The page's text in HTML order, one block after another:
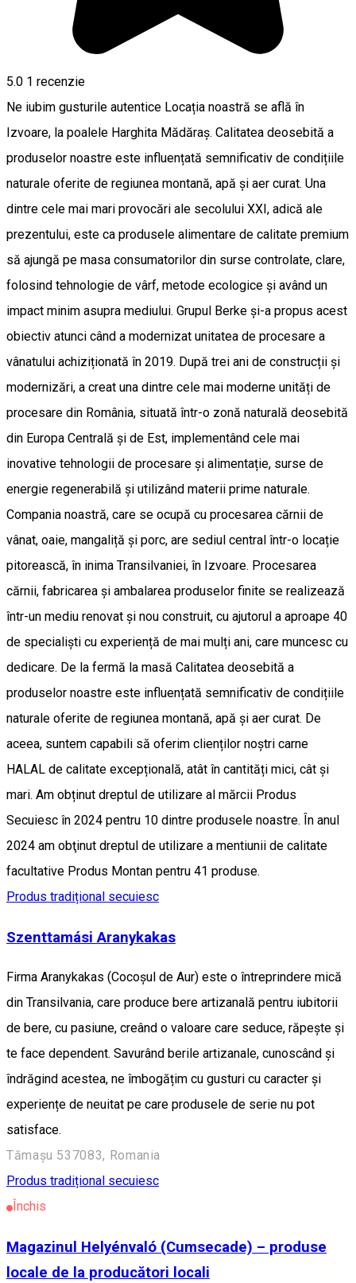
5.0 1 recenzie
Ne iubim gusturile autentice Locația noastră se află în
Izvoare, la poalele Harghita Mădăraș. Calitatea deosebită a
produselor noastre este influențată semnificativ de condițiile
naturale oferite de regiunea montană, apă și aer curat. Una
dintre cele mai mari provocări ale secolului XXI, adică ale
prezentului, este ca produsele alimentare de calitate premium
să ajungă pe masa consumatorilor din surse controlate, clare,
folosind tehnologie de vârf, metode ecologice și având un
impact minim asupra mediului. Grupul Berke și-a propus acest
obiectiv atunci când a modernizat unitatea de procesare a
vânatului achiziționată în 2019. După trei ani de construcții și
modernizări, a creat una dintre cele mai moderne unități de
procesare din România, situată într-o zonă naturală deosebită
din Europa Centrală și de Est, implementând cele mai
inovative tehnologii de procesare și alimentație, surse de
energie regenerabilă și utilizând materii prime naturale.
Compania noastră, care se ocupă cu procesarea cărnii de
vânat, oaie, mangaliță și porc, are sediul central într-o locație
pitorească, în inima Transilvaniei, în Izvoare. Procesarea
cărnii, fabricarea și ambalarea produselor finite se realizează
într-un mediu renovat și nou construit, cu ajutorul a aproape 40
de specialiști cu experiență de mai mulți ani, care muncesc cu
dedicare. De la fermă la masă Calitatea deosebită a
produselor noastre este influențată semnificativ de condițiile
naturale oferite de regiunea montană, apă și aer curat. De
aceea, suntem capabili să oferim clienților noștri carne
HALAL de calitate excepțională, atât în cantități mici, cât și
mari. Am obținut dreptul de utilizare al mărcii Produs
Secuiesc în 2024 pentru 10 dintre produsele noastre. În anul
2024 am obţinut dreptul de utilizare a mentiunii de calitate
facultative Produs Montan pentru 41 produse.
Produs tradițional secuiesc
Szenttamási Aranykakas
Firma Aranykakas (Cocoșul de Aur) este o întreprindere mică
din Transilvania, care produce bere artizanală pentru iubitorii
de bere, cu pasiune, creând o valoare care seduce, răpește și
te face dependent. Savurând berile artizanale, cunoscând și
îndrăgind acestea, ne îmbogățim cu gusturi cu caracter și
experiențe de neuitat pe care produsele de serie nu pot
satisface.
Tămașu 537083, Romania
Produs tradițional secuiesc
Închis
Magazinul Helyénvaló (Cumsecade) – produse
locale de la producători locali